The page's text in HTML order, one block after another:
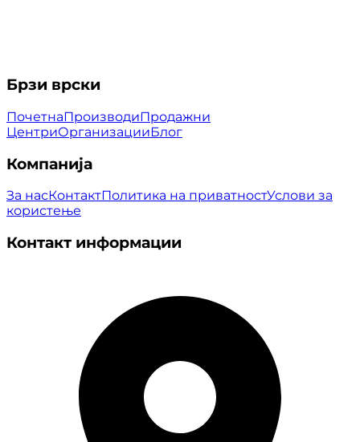
Брзи врски
ПочетнаПроизводиПродажни
ЦентриОрганизацииБлог
Компанија
За насКонтактПолитика на приватностУслови за
користење
Контакт информации